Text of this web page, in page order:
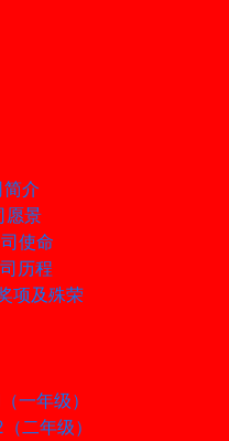
介
愿景
使命
历程
项及殊荣
一年级）
二年级）